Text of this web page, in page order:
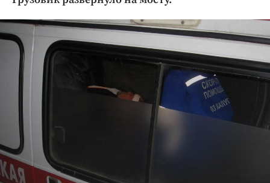
Криминал
Культура
Недвижимость и ЖКХ
Образование
Общество
Погода
Спорт
Экономика и бизнес